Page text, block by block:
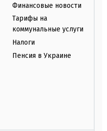
Финансовые новости
Тарифы на
коммунальные услуги
Налоги
Пенсия в Украине